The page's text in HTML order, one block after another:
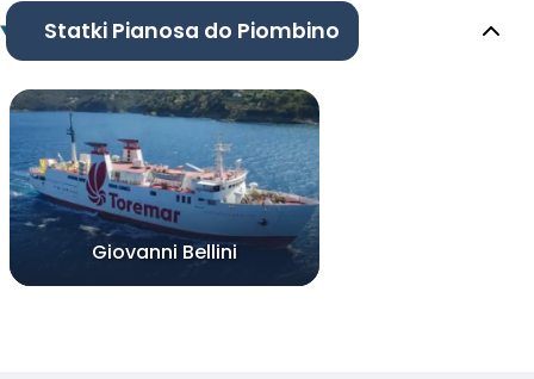
Statki Pianosa do Piombino
Giovanni Bellini